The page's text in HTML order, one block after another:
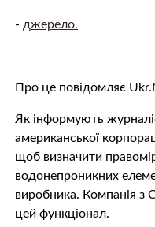
- джерело.
Про це повідомляє
Як інформують
американської
щоб визначити
водонепроникних
виробника. Компанія з
цей функціонал.